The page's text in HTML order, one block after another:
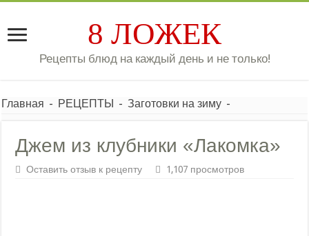
8 ЛОЖЕК
Рецепты блюд на каждый день и не только!
Главная - РЕЦЕПТЫ - Заготовки на зиму -
Джем из клубники «Лакомка»
Оставить отзыв к рецепту 1,107 просмотров